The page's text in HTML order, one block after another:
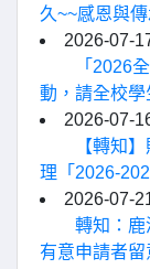
久~~感恩與
2026-07-
「2026
動，請全校學
2026-07-
【轉知
理「2026-
2026-07-
轉知：
有意申請者留